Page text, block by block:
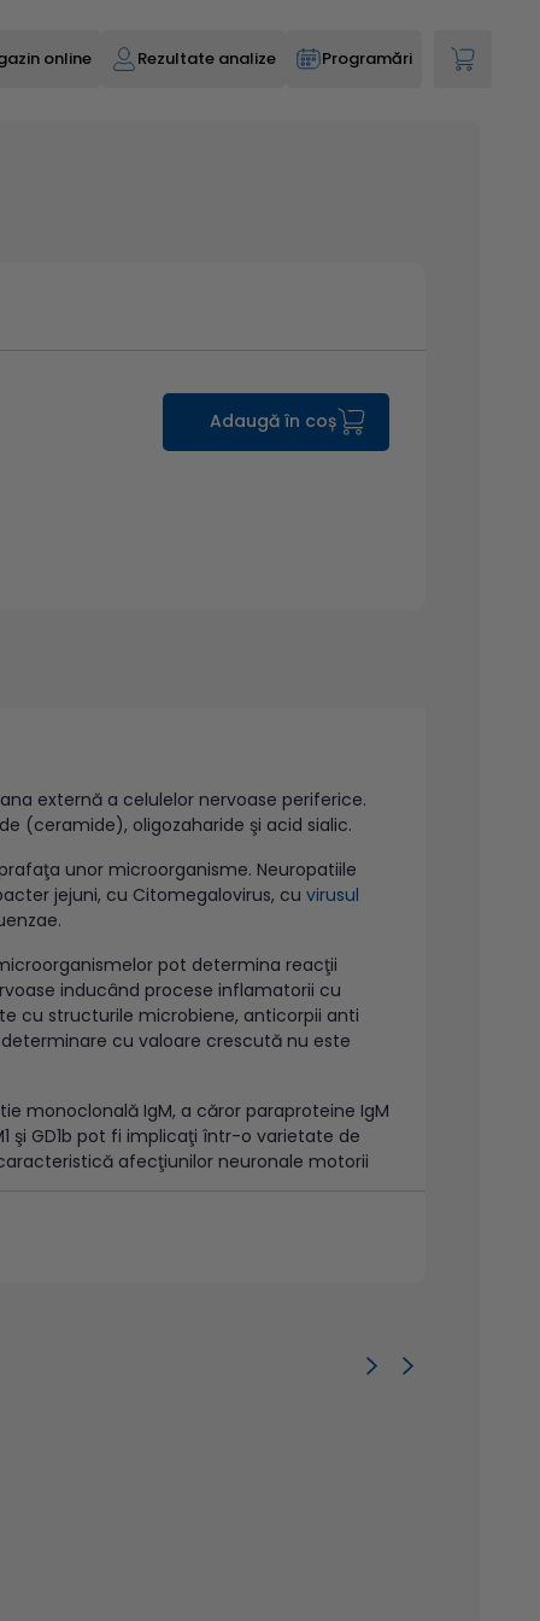
online Rezultate analize Programări
Adaugă în coș
externă a celulelor nervoase periferice.
(ceramide), oligozaharide şi acid sialic.
unor microorganisme. Neuropatiile
jejuni, cu Citomegalovirus, cu virusul
pot determina reacţii
inducând procese inflamatorii cu
cu structurile microbiene, anticorpii anti
cu valoare crescută nu este
monoclonală IgM, a căror paraproteine IgM
şi GD1b pot fi implicaţi într-o varietate de
afecţiunilor neuronale motorii
separator1,2.